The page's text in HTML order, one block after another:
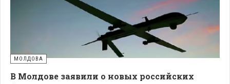
не имеет права здесь оставаться.
Российские войска должны быть
выведены полностью и без каких-либо
условий, в соответствии с
международными обязательствами
МОЛДОВА
В Молдове заявили о новых российских